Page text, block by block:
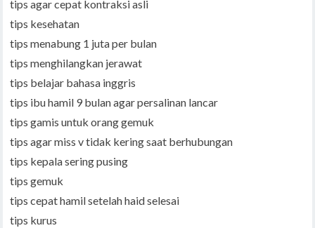
tips agar cepat kontraksi asli
tips kesehatan
tips menabung 1 juta per bulan
tips menghilangkan jerawat
tips belajar bahasa inggris
tips ibu hamil 9 bulan agar persalinan lancar
tips gamis untuk orang gemuk
tips agar miss v tidak kering saat berhubungan
tips kepala sering pusing
tips gemuk
tips cepat hamil setelah haid selesai
tips kurus